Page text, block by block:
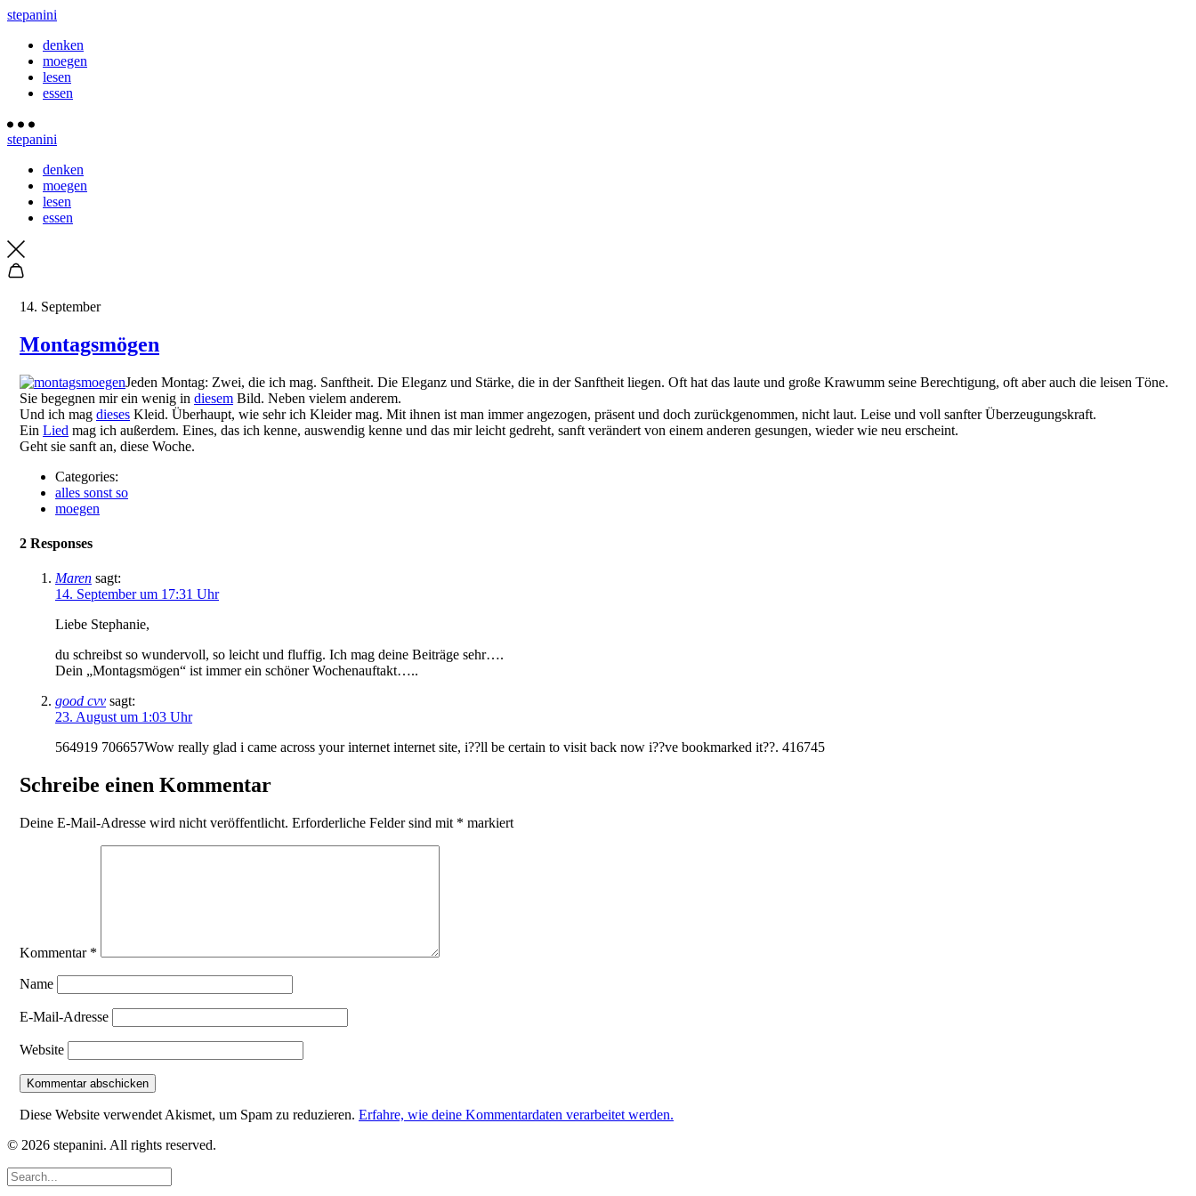
stepanini
denken
moegen
lesen
essen
stepanini
denken
moegen
lesen
essen
14. September
Montagsmögen
Jeden Montag: Zwei, die ich mag. Sanftheit. Die Eleganz und Stärke, die in der Sanftheit liegen. Oft hat das laute und große Krawumm seine Berechtigung, oft aber auch die leisen Töne.
Sie begegnen mir ein wenig in diesem Bild. Neben vielem anderem.
Und ich mag dieses Kleid. Überhaupt, wie sehr ich Kleider mag. Mit ihnen ist man immer angezogen, präsent und doch zurückgenommen, nicht laut. Leise und voll sanfter Überzeugungskraft.
Ein Lied mag ich außerdem. Eines, das ich kenne, auswendig kenne und das mir leicht gedreht, sanft verändert von einem anderen gesungen, wieder wie neu erscheint.
Geht sie sanft an, diese Woche.
Categories:
alles sonst so
moegen
2 Responses
Maren sagt:
14. September um 17:31 Uhr
Liebe Stephanie,
du schreibst so wundervoll, so leicht und fluffig. Ich mag deine Beiträge sehr….
Dein „Montagsmögen“ ist immer ein schöner Wochenauftakt…..
good cvv sagt:
23. August um 1:03 Uhr
564919 706657Wow really glad i came across your internet internet site, i??ll be certain to visit back now i??ve bookmarked it??. 416745
Schreibe einen Kommentar
Deine E-Mail-Adresse wird nicht veröffentlicht. Erforderliche Felder sind mit * markiert
Kommentar *
Name
E-Mail-Adresse
Website
Diese Website verwendet Akismet, um Spam zu reduzieren. Erfahre, wie deine Kommentardaten verarbeitet werden.
© 2026 stepanini. All rights reserved.